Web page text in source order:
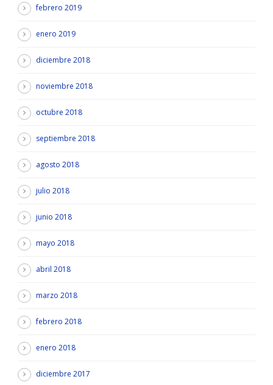
febrero 2019
enero 2019
diciembre 2018
noviembre 2018
octubre 2018
septiembre 2018
agosto 2018
julio 2018
junio 2018
mayo 2018
abril 2018
marzo 2018
febrero 2018
enero 2018
diciembre 2017